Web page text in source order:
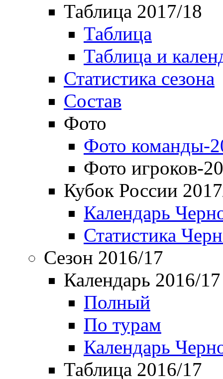
Таблица 2017/18
Таблица
Таблица и
Статистика сезона
Состав
Фото
Фото команды-
Фото игроков-
Кубок России
Календарь
Статистика
Сезон 2016/17
Календарь 2016/17
Полный
По турам
Календарь
Таблица 2016/17